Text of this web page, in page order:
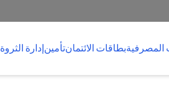
المصرفيةبطاقات الائتمانتأمينإدارة الثروة